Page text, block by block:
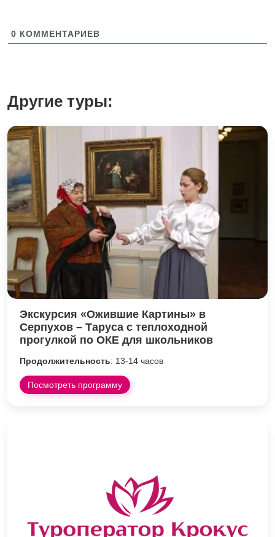
0 КОММЕНТАРИЕВ
Другие туры:
Экскурсия «Ожившие Картины» в
Серпухов – Таруса с теплоходной
прогулкой по ОКЕ для школьников
Продолжительность: 13-14 часов
Посмотреть программу